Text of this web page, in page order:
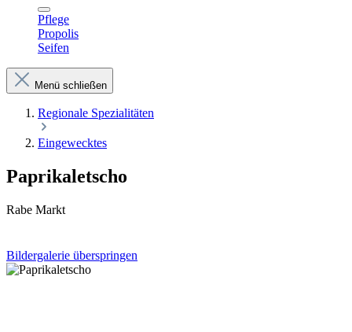
Pflege
Propolis
Seifen
Menü schließen
Regionale Spezialitäten
Eingewecktes
Paprikaletscho
Rabe Markt
Bildergalerie überspringen